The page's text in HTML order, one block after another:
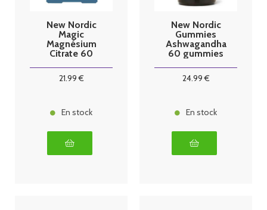
New Nordic
Magic
Magnésium
Citrate 60
21.99€
En stock
New Nordic
Gummies
Ashwagandha
60 gummies
24.99€
En stock